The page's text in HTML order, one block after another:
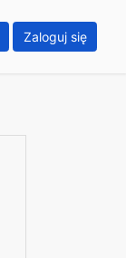
Zaloguj się